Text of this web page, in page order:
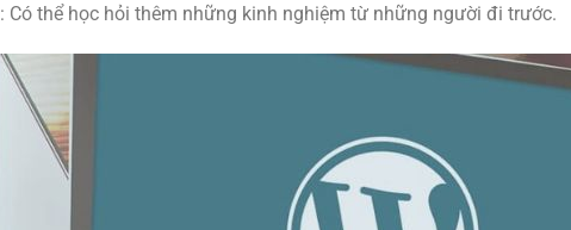
: Có thể học hỏi thêm những kinh nghiệm từ những người đi trước.